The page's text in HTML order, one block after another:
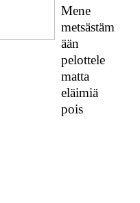
Mene
metsästäm
ään
pelottele
matta
eläimiä
pois